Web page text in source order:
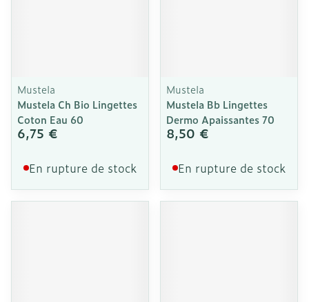
Mustela
Mustela Ch Bio Lingettes
Coton Eau 60
6,75 €
En rupture de stock
Mustela
Mustela Bb Lingettes
Dermo Apaissantes 70
8,50 €
En rupture de stock